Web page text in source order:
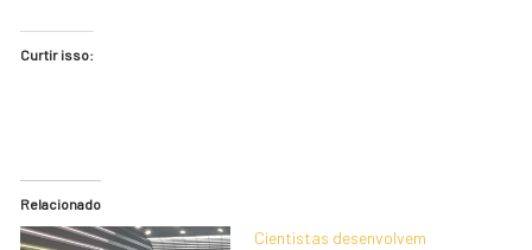
Curtir isso:
Relacionado
Cientistas desenvolvem